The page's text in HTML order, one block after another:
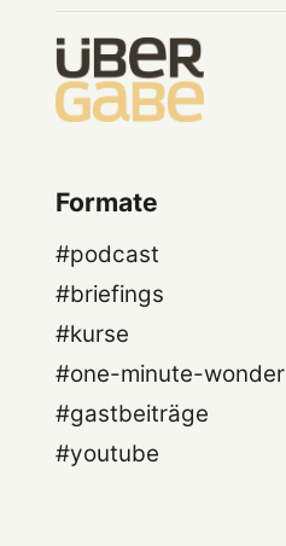
Formate
#podcast
#briefings
#kurse
#one-minute-wonder
#gastbeiträge
#youtube